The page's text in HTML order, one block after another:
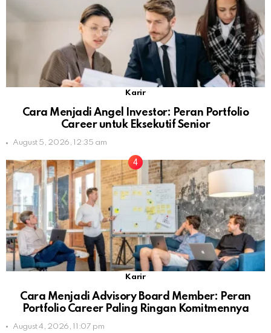
Karir
Cara Menjadi Angel Investor: Peran Portfolio
Career untuk Eksekutif Senior
August 5, 2026, 12:35 am
Karir
Cara Menjadi Advisory Board Member: Peran
Portfolio Career Paling Ringan Komitmennya
August 4, 2026, 11:07 pm